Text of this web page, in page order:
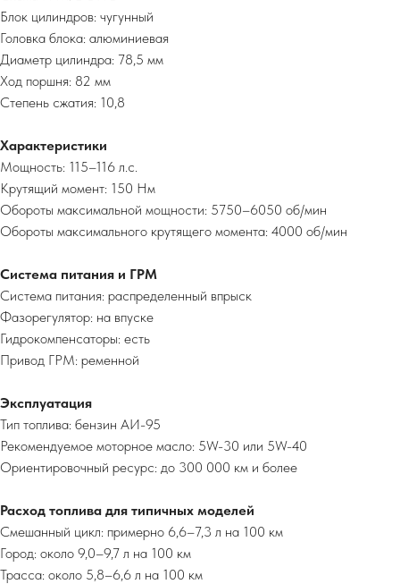
Блок цилиндров: чугунный
Головка блока: алюминиевая
Диаметр цилиндра: 78,5 мм
Ход поршня: 82 мм
Степень сжатия: 10,8
Характеристики
Мощность: 115–116 л.с.
Крутящий момент: 150 Нм
Обороты максимальной мощности: 5750–6050 об/мин
Обороты максимального крутящего момента: 4000 об/мин
Система питания и ГРМ
Система питания: распределенный впрыск
Фазорегулятор: на впуске
Гидрокомпенсаторы: есть
Привод ГРМ: ременной
Эксплуатация
Тип топлива: бензин АИ-95
Рекомендуемое моторное масло: 5W-30 или 5W-40
Ориентировочный ресурс: до 300 000 км и более
Расход топлива для типичных моделей
Смешанный цикл: примерно 6,6–7,3 л на 100 км
Город: около 9,0–9,7 л на 100 км
Трасса: около 5,8–6,6 л на 100 км